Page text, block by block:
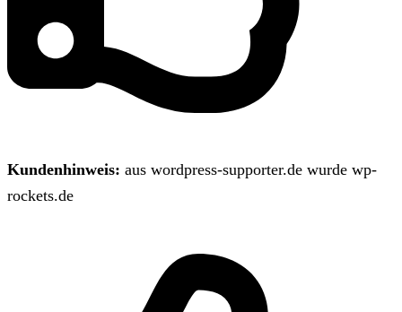
Kundenhinweis: aus wordpress-supporter.de wurde wp-
rockets.de